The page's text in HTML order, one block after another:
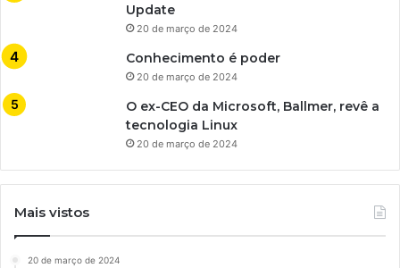
Update
20 de março de 2024
Conhecimento é poder
20 de março de 2024
O ex-CEO da Microsoft, Ballmer, revê a
tecnologia Linux
20 de março de 2024
Mais vistos
20 de março de 2024